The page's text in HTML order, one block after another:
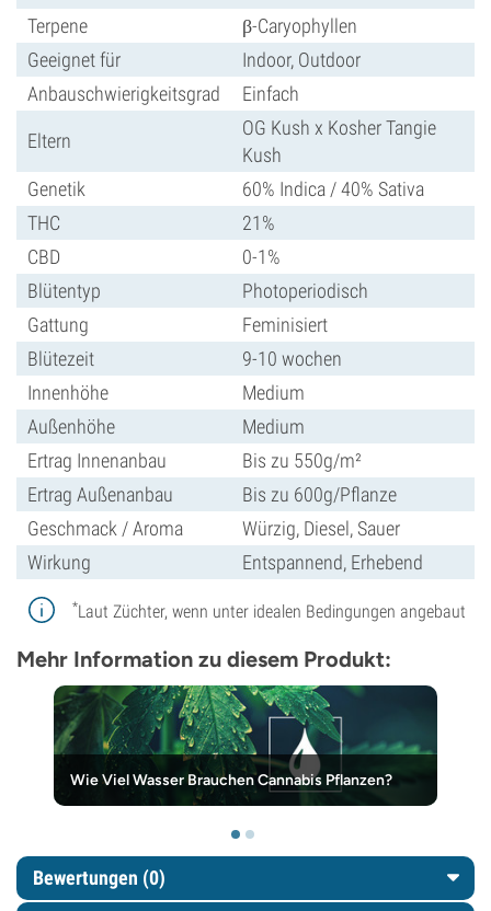
Terpene
β-Caryophyllen
Geeignet für
Indoor, Outdoor
Anbauschwierigkeitsgrad
Einfach
Eltern
OG Kush x Kosher Tangie
Kush
Genetik
60% Indica / 40% Sativa
THC
21%
CBD
0-1%
Blütentyp
Photoperiodisch
Gattung
Feminisiert
Blütezeit
9-10 wochen
Innenhöhe
Medium
Außenhöhe
Medium
Ertrag Innenanbau
Bis zu 550g/m²
Ertrag Außenanbau
Bis zu 600g/Pflanze
Geschmack / Aroma
Würzig, Diesel, Sauer
Wirkung
Entspannend, Erhebend
*Laut Züchter, wenn unter idealen Bedingungen angebaut
Mehr Information zu diesem Produkt:
Wie Viel Wasser Brauchen Cannabis Pflanzen?
Bewertungen (0)